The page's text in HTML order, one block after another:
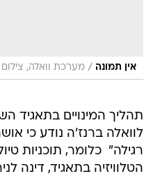
אין תמונה / מערכת וואלה,
תהליך המינויים בתאגיד
לוואלה ברנז'ה נודע כי
רגילה"  כלומר, תוכניות
הטלוויזיה בתאגיד, דינה